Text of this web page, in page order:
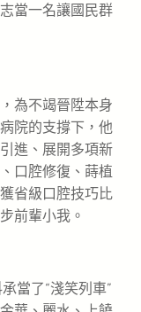
當一名讓國民群
為不竭晉陞本身
院的支撐下，他
進、展開多項新
口腔修復、蒔植
省級口腔技巧比
前輩小我。
當了“淺笑列車”